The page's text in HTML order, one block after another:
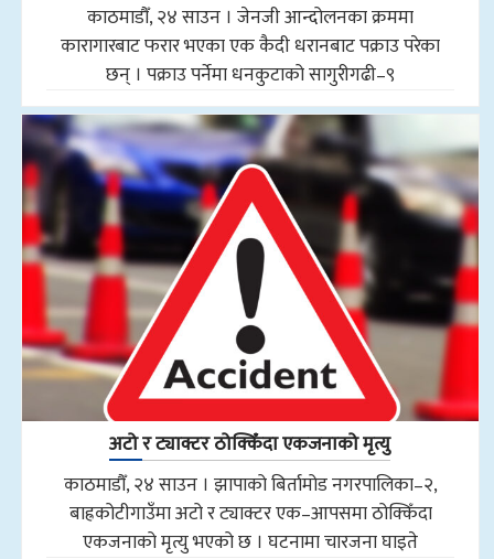
काठमाडौँ, २४ साउन । जेनजी आन्दोलनका क्रममा
कारागारबाट फरार भएका एक कैदी धरानबाट पक्राउ परेका
छन् । पक्राउ पर्नेमा धनकुटाको सागुरीगढी–९
अटो र ट्याक्टर ठोक्किँदा एकजनाको मृत्यु
काठमाडौँ, २४ साउन । झापाको बिर्तामोड नगरपालिका–२,
बाह्रकोटीगाउँमा अटो र ट्याक्टर एक–आपसमा ठोक्किँदा
एकजनाको मृत्यु भएको छ । घटनामा चारजना घाइते